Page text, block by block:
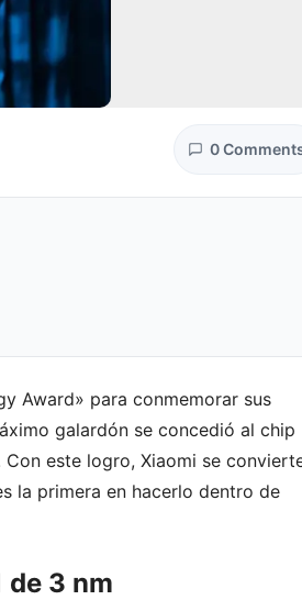
0
Award» para conmemorar sus
galardón se concedió al chip
Con este logro, Xiaomi se
la primera en hacerlo dentro de
de 3 nm